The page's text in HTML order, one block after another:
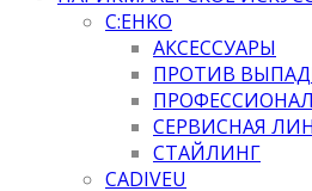
C:EHKO
АКСЕССУАРЫ
ПРОТИВ
СЕРВИСНАЯ
СТАЙЛИНГ
CADIVEU